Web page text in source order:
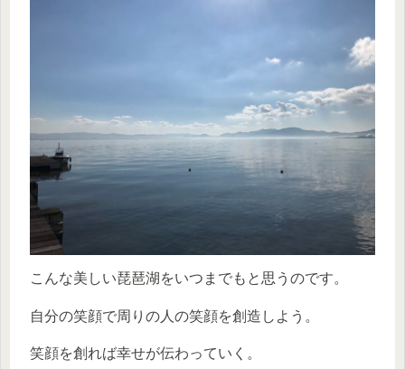
こんな美しい琵琶湖をいつまでもと思うのです。
自分の笑顔で周りの人の笑顔を創造しよう。
笑顔を創れば幸せが伝わっていく。